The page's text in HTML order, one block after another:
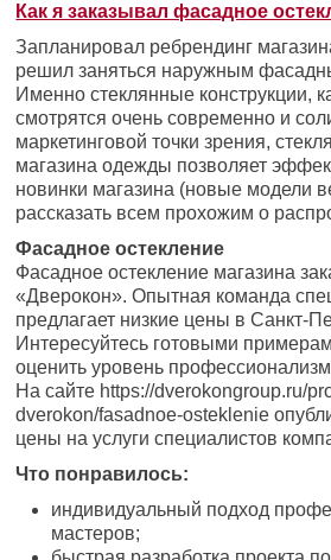
Как я заказывал фасадное
Запланировал ребрендинг
решил заняться наружным
Именно стеклянные конструкции,
смотрятся очень современно и
маркетинговой точки зрения,
магазина одежды позволяет
новинки магазина (новые модели
рассказать всем прохожим о
Фасадное остекление
Фасадное остекление магазина
«Дверокон». Опытная команда
предлагает низкие цены в Санкт-
Интересуйтесь готовыми
оценить уровень
На сайте https://dverokongroup.ru/
dverokon/fasadnoe-osteklenie
цены на услуги специалистов
Что понравилось:
индивидуальный подход
мастеров;